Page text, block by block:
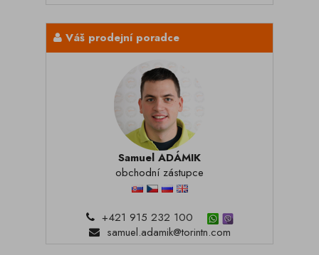
Váš prodejní poradce
Samuel ADÁMIK
obchodní zástupce
+421 915 232 100
samuel.adamik@torintn.com